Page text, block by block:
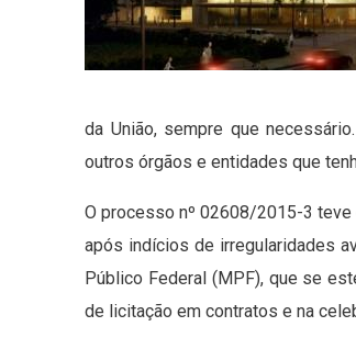
da União, sempre que
outros órgãos e entidades que
O processo nº 02608/2015-3
após indícios de irregularidades
Público Federal (MPF), que se
de licitação em contratos e na